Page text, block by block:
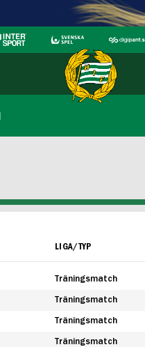
LIGA/TYP
Träningsmatch
Träningsmatch
Träningsmatch
Träningsmatch